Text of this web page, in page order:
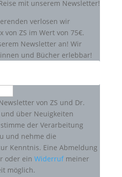
mit unserem Newsletter!
verlosen wir
von ZS im Wert von 75€.
Newsletter an! Wir
und Bücher erlebbar!
von ZS und Dr.
über Neuigkeiten
der Verarbeitung
und nehme die
Kenntnis. Eine Abmeldung
oder ein Widerrufmeiner
möglich.